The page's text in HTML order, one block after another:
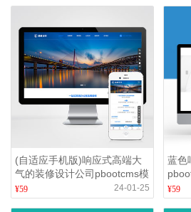
(自适应手机版)响应式高端大
气的装修设计公司pbootcms模
板_办公室装修装饰公司网站
源码下载
¥59 24-01-25
蓝色
码
¥59